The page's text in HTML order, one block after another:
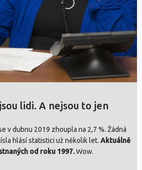
lidi. A nejsou to jen
v dubnu 2019 zhoupla na 2,7 %. Žádná
hlásí statistici už několik let. Aktuálně
od roku 1997.Wow.